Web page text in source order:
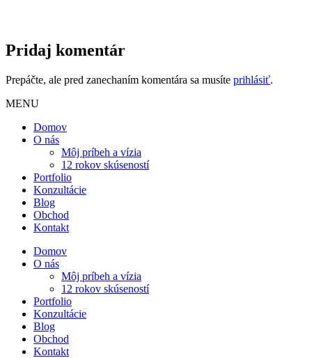
Pridaj komentár
Prepáčte, ale pred zanechaním komentára sa musíte prihlásiť.
MENU
Domov
O nás
Môj príbeh a vízia
12 rokov skúseností
Portfolio
Konzultácie
Blog
Obchod
Kontakt
Domov
O nás
Môj príbeh a vízia
12 rokov skúseností
Portfolio
Konzultácie
Blog
Obchod
Kontakt